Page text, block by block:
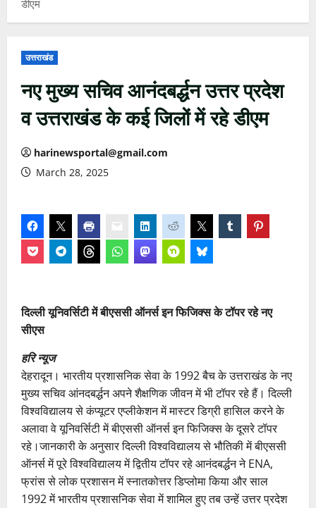
डीएम
उत्तराखंड
नए मुख्य सचिव आनंदबर्द्धन उत्तर प्रदेश
व उत्तराखंड के कई जिलों में रहे डीएम
harinewsportal@gmail.com
March 28, 2025
दिल्ली यूनिवर्सिटी में बीएससी ऑनर्स इन फिजिक्स के टॉपर रहे नए
सीएस
हरि न्यूज
देहरादून। भारतीय प्रशासनिक सेवा के 1992 बैच के उत्तराखंड के नए
मुख्य सचिव आंनदबर्द्धन अपने शैक्षणिक जीवन में भी टॉपर रहे हैं। दिल्ली
विश्वविद्यालय से कंप्यूटर एप्लीकेशन में मास्टर डिग्री हासिल करने के
अलावा वे यूनिवर्सिटी में बीएससी ऑनर्स इन फिजिक्स के दूसरे टॉपर
रहे।जानकारी के अनुसार दिल्ली विश्ववि‌द्यालय से भौतिकी में बीएससी
ऑनर्स में पूरे विश्वविद्यालय में द्वितीय टॉपर रहे आनंदबर्द्धन ने ENA,
फ्रांस से लोक प्रशासन में स्नातकोत्तर डिप्लोमा किया और साल
1992 में भारतीय प्रशासनिक सेवा में शामिल हुए तब उन्हें उत्तर प्रदेश